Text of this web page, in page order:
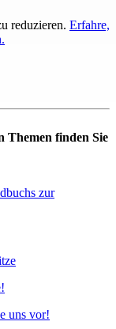
reduzieren. Erfahre,
Themen finden Sie
zur
uns vor!